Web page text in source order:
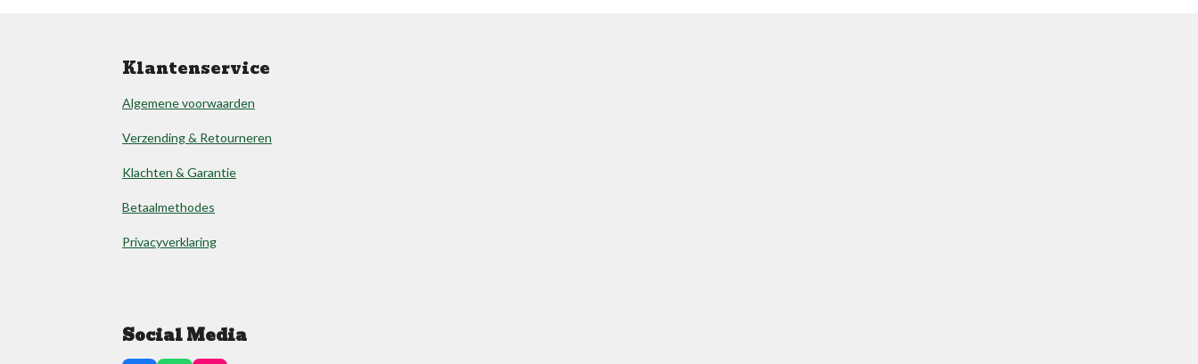
Klantenservice
Algemene voorwaarden
Verzending & Retourneren
Klachten & Garantie
Betaalmethodes
Privacyverklaring
Social Media